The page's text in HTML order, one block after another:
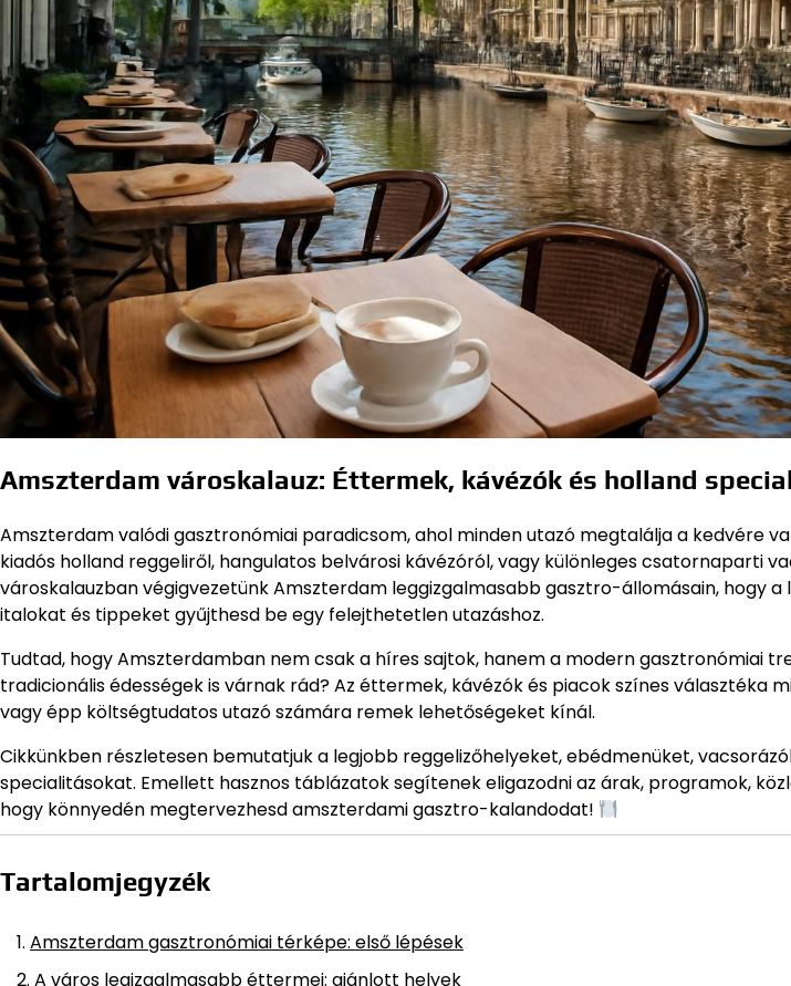
Amszterdam városkalauz: Éttermek, kávézók és holland
Amszterdam valódi gasztronómiai paradicsom, ahol minden utazó megtalálja a kedvére
kiadós holland reggeliről, hangulatos belvárosi kávézóról, vagy különleges csatornaparti
városkalauzban végigvezetünk Amszterdam leggizgalmasabb gasztro-állomásain, hogy
italokat és tippeket gyűjthesd be egy felejthetetlen utazáshoz.
Tudtad, hogy Amszterdamban nem csak a híres sajtok, hanem a modern gasztronómiai
tradicionális édességek is várnak rád? Az éttermek, kávézók és piacok színes választéka
vagy épp költségtudatos utazó számára remek lehetőségeket kínál.
Cikkünkben részletesen bemutatjuk a legjobb reggelizőhelyeket, ebédmenüket,
specialitásokat. Emellett hasznos táblázatok segítenek eligazodni az árak, programok,
hogy könnyedén megtervezhesd amszterdami gasztro-kalandodat!
Tartalomjegyzék
Amszterdam gasztronómiai térképe: első lépések
A város legizgalmasabb éttermei: ajánlott helyek